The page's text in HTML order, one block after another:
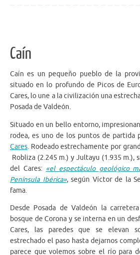
Caín
Caín es un pequeño pueblo de la
situado en lo profundo de Picos de
Cares, lo une a la civilización una
Posada de Valdeón.
Situado en un bello entorno,
rodea, es uno de los puntos de partida
Cares. Rodeado estrechamente por
Robliza (2.245 m.) y Jultayu (1.935 m.),
del Cares: «el espectáculo geológico
Península Ibérica», según Víctor de la
fama.
Desde Posada de Valdeón la
bosque de Corona y se interna en un
Cares, las paredes que se elevan
estrechado el paso hasta dejarnos
parece que volemos sobre el río para